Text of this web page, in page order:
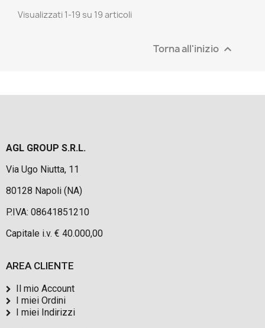
Visualizzati 1-19 su 19 articoli
Torna all'inizio 
AGL GROUP S.R.L.
Via Ugo Niutta, 11
80128 Napoli (NA)
P.IVA: 08641851210
Capitale i.v. € 40.000,00
AREA CLIENTE
Il mio Account
I miei Ordini
I miei Indirizzi